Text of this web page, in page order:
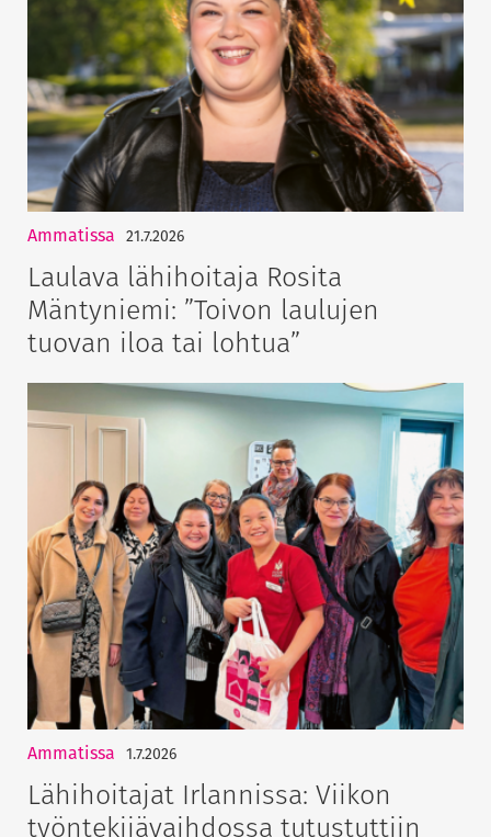
Ammatissa 21.7.2026
Laulava lähihoitaja Rosita
Mäntyniemi: ”Toivon laulujen
tuovan iloa tai lohtua”
Ammatissa 1.7.2026
Lähihoitajat Irlannissa: Viikon
työntekijävaihdossa tutustuttiin